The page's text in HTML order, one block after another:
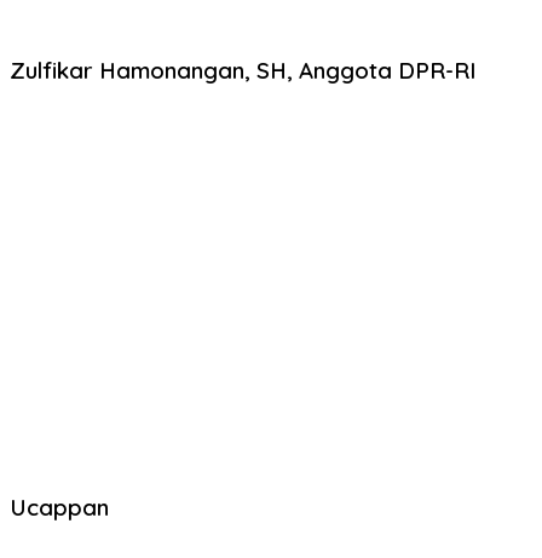
Zulfikar Hamonangan, SH, Anggota DPR-RI
Ucappan